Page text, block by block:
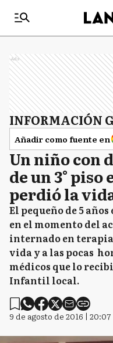
Ads
INFORMACIÓN
Añadir como fuente en
Un niño con
de un 3°
perdió la
El pequeño de 5
en el momento del
internado en
vida y a las pocas
médicos que lo
Infantil local.
9 de agosto de 2016 | 20:07